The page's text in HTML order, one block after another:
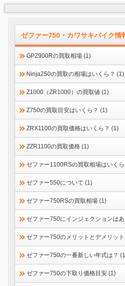
ゼファー750・カワサキバイク情
GPZ900Rの買取相場 (1)
Ninja250の買取の相場はいくら？ (1)
Z1000（ZR1000）の買取値 (1)
Z750の買取目安はいくら？ (1)
ZRX1100の買取価格はいくら？ (1)
ZZR1100の買取価格 (1)
ゼファー1100RSの買取相場はいく
ゼファー550について (1)
ゼファー750RSの買取相場 (1)
ゼファー750にインジェクションは
ゼファー750のメリットとデメリッ
ゼファー750の一番新しい年式は？
ゼファー750の下取り価格目安 (1)